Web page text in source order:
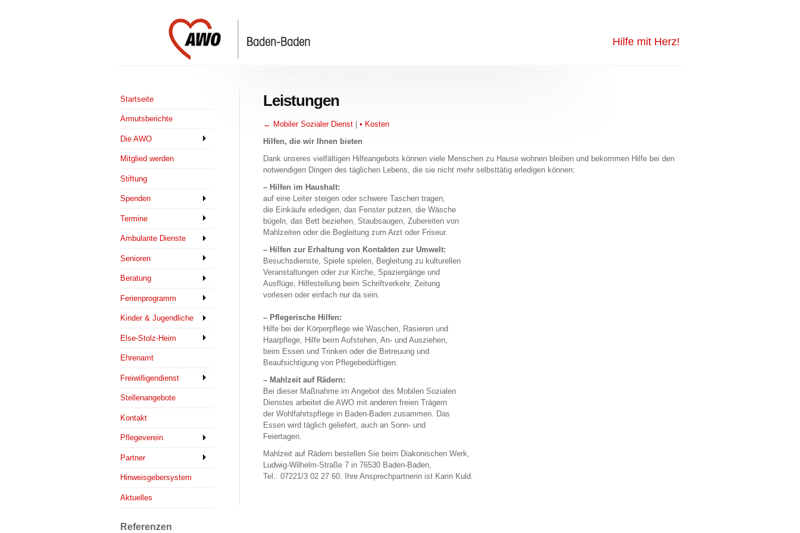
Hilfe mit Herz!
Leistungen
← Mo­bi­ler So­zia­ler Dienst
• Kos­ten
Hil­fen, die wir Ihnen bie­ten
Dank un­se­res viel­fäl­ti­gen Hil­fe­an­ge­bots kön­nen viele Men­schen zu Hause woh­nen blei­ben und be­kom­men Hilfe bei den
not­wen­di­gen Din­gen des täg­li­chen Le­bens, die sie nicht mehr selbst­tä­tig er­le­di­gen kön­nen:
– Hil­fen im Haus­halt:
auf eine Lei­ter stei­gen oder schwe­re Ta­schen tra­gen,
die Ein­käu­fe er­le­di­gen, das Fens­ter put­zen, die Wä­sche
bü­geln, das Bett be­zie­hen, Staub­sau­gen, Zu­be­rei­ten von
Mahl­zei­ten oder die Be­glei­tung zum Arzt oder Fri­seur.
– Hil­fen zur Er­hal­tung von Kon­tak­ten zur Um­welt:
Be­suchs­diens­te, Spie­le spie­len, Be­glei­tung zu kul­tu­rel­len
Ver­an­stal­tun­gen oder zur Kir­che, Spa­zier­gän­ge und
Aus­flü­ge, Hil­fe­stel­lung beim Schrift­ver­kehr, Zei­tung
vor­le­sen oder ein­fach nur da sein.
– Pfle­ge­ri­sche Hil­fen:
Hilfe bei der Kör­per­pfle­ge wie Wa­schen, Ra­sie­ren und
Haar­pfle­ge, Hilfe beim Auf­ste­hen, An- und Aus­zie­hen,
beim Essen und Trin­ken oder die Be­treu­ung und
Be­auf­sich­ti­gung von Pfle­ge­be­dürf­ti­gen.
– Mahl­zeit auf Rä­dern:
Bei die­ser Maß­nah­me im An­ge­bot des Mo­bi­len So­zia­len
Diens­tes ar­bei­tet die AWO mit an­de­ren frei­en Trä­gern
der Wohl­fahrts­pfle­ge in Ba­den-Ba­den zu­sam­men. Das
Essen wird täg­lich ge­lie­fert, auch an Sonn- und
Fei­er­ta­gen.
Mahl­zeit auf Rä­dern be­stel­len Sie beim Dia­ko­ni­schen Werk,
Lud­wig-Wil­helm-Stra­ße 7 in 76530 Ba­den-Ba­den,
Tel.: 07221/3 02 27 60. Ihre An­sprech­part­ne­rin ist Karin Kuld.
Startseite
Armutsberichte
Die AWO
Mitglied werden
Stiftung
Spenden
Termine
Ambulante Dienste
Senioren
Beratung
Ferienprogramm
Kinder & Jugendliche
Else-Stolz-Heim
Ehrenamt
Freiwilligendienst
Stellenangebote
Kontakt
Pflegeverein
Partner
Hinweisgebersystem
Aktuelles
Referenzen